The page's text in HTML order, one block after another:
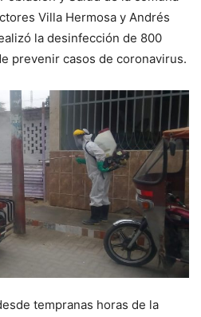
Villa Hermosa y Andrés
la desinfección de 800
prevenir casos de coronavirus.
tempranas horas de la